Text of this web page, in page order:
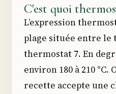
C'est quoi
L’expression
plage située entre le
thermostat 7. En
environ 180 à 210 °C.
recette accepte une